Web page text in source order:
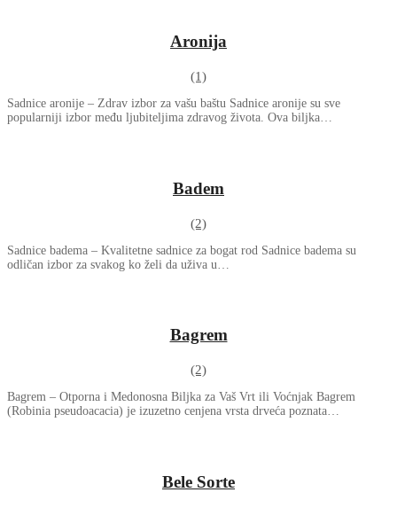
Aronija
(1)
Sadnice aronije – Zdrav izbor za vašu baštu Sadnice aronije su sve
popularniji izbor među ljubiteljima zdravog života. Ova biljka…
Badem
(2)
Sadnice badema – Kvalitetne sadnice za bogat rod Sadnice badema su
odličan izbor za svakog ko želi da uživa u…
Bagrem
(2)
Bagrem – Otporna i Medonosna Biljka za Vaš Vrt ili Voćnjak Bagrem
(Robinia pseudoacacia) je izuzetno cenjena vrsta drveća poznata…
Bele Sorte